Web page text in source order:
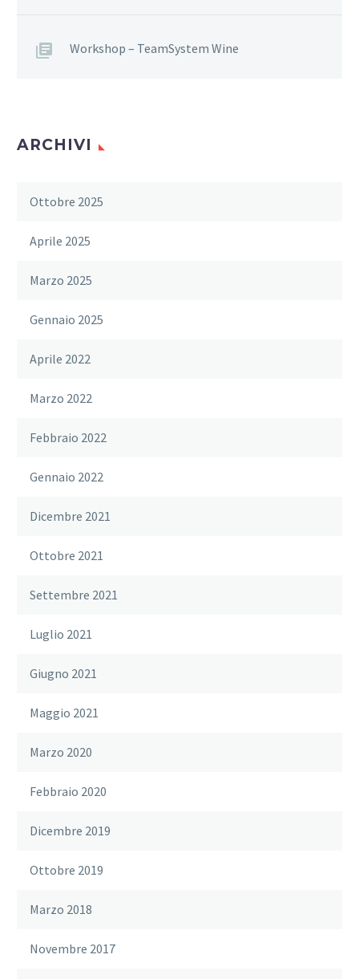
Workshop – TeamSystem Wine
ARCHIVI
Ottobre 2025
Aprile 2025
Marzo 2025
Gennaio 2025
Aprile 2022
Marzo 2022
Febbraio 2022
Gennaio 2022
Dicembre 2021
Ottobre 2021
Settembre 2021
Luglio 2021
Giugno 2021
Maggio 2021
Marzo 2020
Febbraio 2020
Dicembre 2019
Ottobre 2019
Marzo 2018
Novembre 2017